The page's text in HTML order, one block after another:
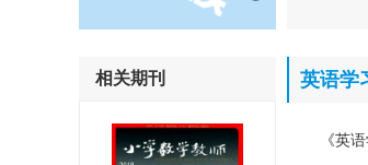
相关期刊 英语学
《英